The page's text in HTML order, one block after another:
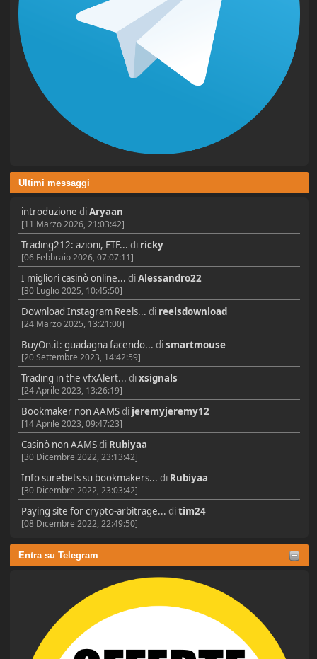
Ultimi messaggi
introduzione diAryaan
[11 Marzo 2026, 21:03:42]
Trading212: azioni, ETF... di ricky
[06 Febbraio 2026, 07:07:11]
I migliori casinò online... diAlessandro22
[30 Luglio 2025, 10:45:50]
Download Instagram Reels... di reelsdownload
[24 Marzo 2025, 13:21:00]
BuyOn.it: guadagna facendo... dismartmouse
[20 Settembre 2023, 14:42:59]
Trading in the vfxAlert... dixsignals
[24 Aprile 2023, 13:26:19]
Bookmaker non AAMSdi jeremyjeremy12
[14 Aprile 2023, 09:47:23]
Casinò non AAMSdi Rubiyaa
[30 Dicembre 2022, 23:13:42]
Info surebets su bookmakers... di Rubiyaa
[30 Dicembre 2022, 23:03:42]
Paying site for crypto-arbitrage... ditim24
[08 Dicembre 2022, 22:49:50]
Entra su Telegram